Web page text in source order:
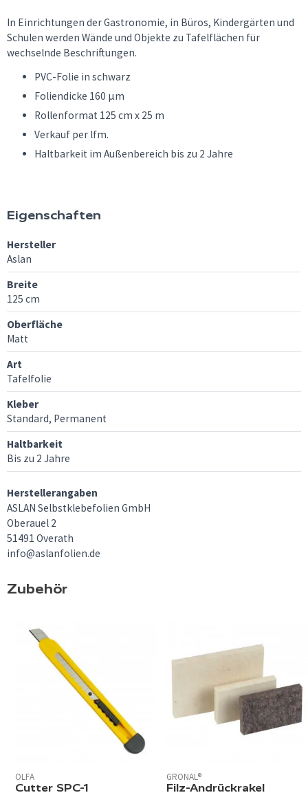
In Einrichtungen der Gastronomie, in Büros, Kindergärten und
Schulen werden Wände und Objekte zu Tafelflächen für
wechselnde Beschriftungen.
PVC-Folie in schwarz
Foliendicke 160 µm
Rollenformat 125 cm x 25 m
Verkauf per lfm.
Haltbarkeit im Außenbereich bis zu 2 Jahre
Eigenschaften
Hersteller
Aslan
Breite
125 cm
Oberfläche
Matt
Art
Tafelfolie
Kleber
Standard, Permanent
Haltbarkeit
Bis zu 2 Jahre
Herstellerangaben
ASLAN Selbstklebefolien GmbH
Oberauel 2
51491 Overath
info@aslanfolien.de
Zubehör
OLFA
Cutter SPC-1
GRONAL®
Filz-Andrückrakel